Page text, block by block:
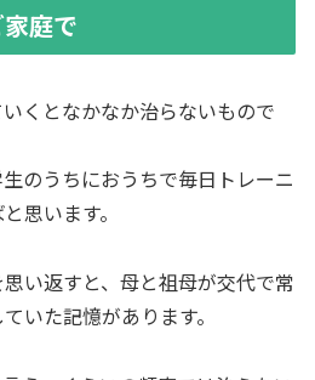
庭で
くとなかなか治らないもので
のうちにおうちで毎日トレーニ
思います。
い返すと、母と祖母が交代で常
いた記憶があります。